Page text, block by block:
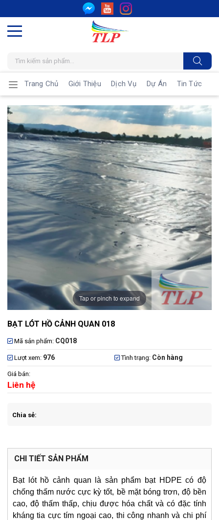
Trang Chủ Giới Thiệu Dịch Vụ Dự Án Tin Tức
Tap or pinch to expand
BẠT LÓT HỒ CẢNH QUAN 018
Mã sản phẩm: CQ018
Lượt xem: 976 Tình trạng: Còn hàng
Giá bán:
Liên hệ
Chia sẻ:
CHI TIẾT SẢN PHẨM
Bạt lót hồ cảnh quan là sản phẩm bạt HDPE có độ
chống thấm nước cực kỳ tốt, bề mặt bóng trơn, độ bền
cao, độ thấm thấp, chịu được hóa chất và có đặc tính
kháng tia cực tím ngoại cao, thi công nhanh và chi phí